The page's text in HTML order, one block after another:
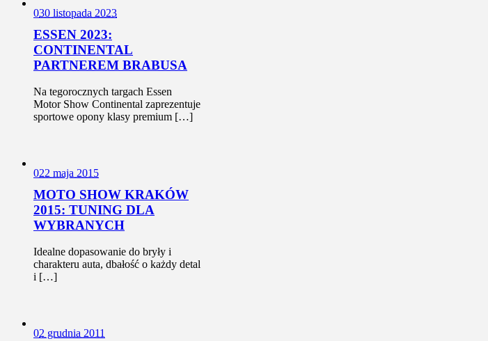
030 listopada 2023
ESSEN 2023:
CONTINENTAL
PARTNEREM BRABUSA
Na tegorocznych targach Essen
Motor Show Continental zaprezentuje
sportowe opony klasy premium […]
022 maja 2015
MOTO SHOW KRAKÓW
2015: TUNING DLA
WYBRANYCH
Idealne dopasowanie do bryły i
charakteru auta, dbałość o każdy detal
i […]
02 grudnia 2011